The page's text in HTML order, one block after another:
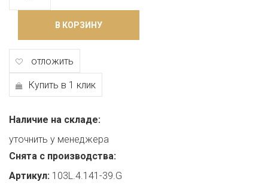
В КОРЗИНУ
отложить
Купить в 1 клик
Наличие на складе:
уточнить у менеджера
Снята с производства:
Артикул: 103L.4.141-39.G